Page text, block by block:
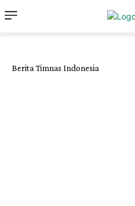
Berita Timnas Indonesia